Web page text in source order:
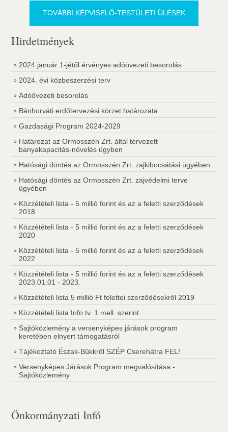
TOVÁBBI KÉPVISELŐ-TESTÜLETI ÜLÉSEK
Hirdetmények
2024.január 1-jétől érvényes adóövezeti besorolás
2024. évi közbeszerzési terv
Adóövezeti besorolás
Bánhorváti erdőtervezési körzet határozata
Gazdasági Program 2024-2029
Határozat az Ormosszén Zrt. által tervezett
banyakapacitás-növelés ügyben
Hatósági döntés az Ormosszén Zrt. zajkibocsátási ügyében
Hatósági döntés az Ormosszén Zrt. zajvédelmi terve
ügyében
Közzétételi lista - 5 millió forint és az a feletti szerződések
2018
Közzétételi lista - 5 millió forint és az a feletti szerződések
2020
Közzétételi lista - 5 millió forint és az a feletti szerződések
2022
Közzétételi lista - 5 millió forint és az a feletti szerződések
2023.01.01 - 2023.
Közzétételi lista 5 millió Ft felettei szerződésekről 2019
Közzétételi lista Info.tv. 1.mell. szerint
Sajtóközlemény a versenyképes járások program
keretében elnyert támogatásról
Tájékoztató Észak-Bükkről SZÉP Cserehátra FEL!
Versenyképes Járások Program megvalósítása -
Sajtóközlemény
Önkormányzati Infó